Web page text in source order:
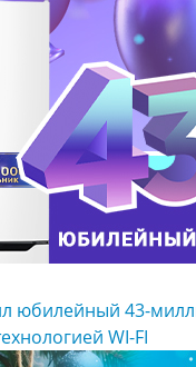
юбилейный 43-
WI-FI